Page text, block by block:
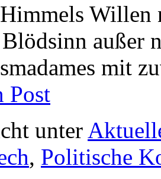
Willen
außer
mit
Post
unter
, Politische